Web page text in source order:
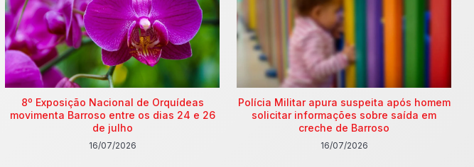
8º Exposição Nacional de Orquídeas
movimenta Barroso entre os dias 24 e 26
de julho
16/07/2026
Polícia Militar apura suspeita após homem
solicitar informações sobre saída em
creche de Barroso
16/07/2026